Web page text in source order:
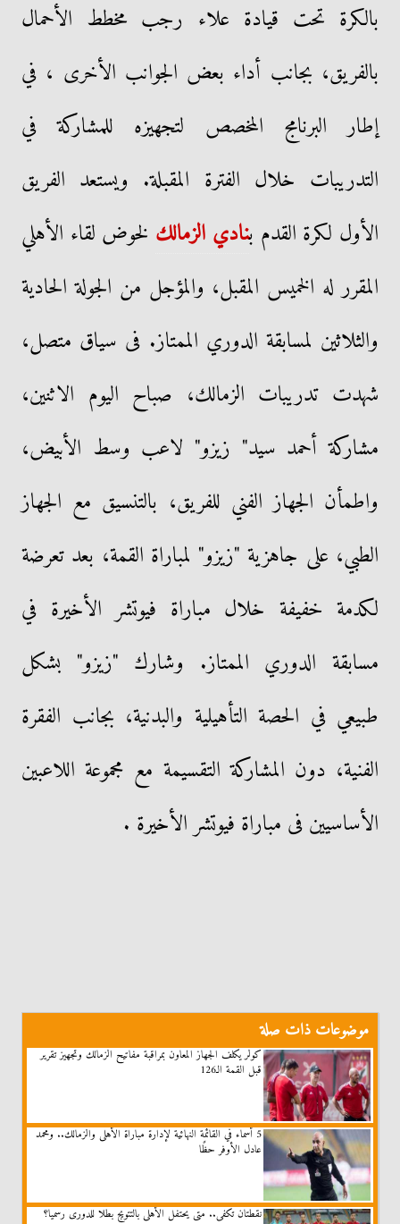
بالكرة تحت قيادة علاء رجب مخطط الأحمال
بالفريق، بجانب أداء بعض الجوانب الأخرى ، في
إطار البرنامج المخصص لتجهيزه للمشاركة في
التدريبات خلال الفترة المقبلة. ويستعد الفريق
الأول لكرة القدم بنادي الزمالك لخوض لقاء الأهلي
المقرر له الخميس المقبل، والمؤجل من الجولة الحادية
والثلاثين لمسابقة الدوري الممتاز. فى سياق متصل،
شهدت تدريبات الزمالك، صباح اليوم الاثنين،
مشاركة أحمد سيد" زيزو" لاعب وسط الأبيض،
واطمأن الجهاز الفني للفريق، بالتنسيق مع الجهاز
الطبي، على جاهزية "زيزو" لمباراة القمة، بعد تعرضة
لكدمة خفيفة خلال مباراة فيوتشر الأخيرة في
مسابقة الدوري الممتاز. وشارك "زيزو" بشكل
طبيعي في الحصة التأهيلية والبدنية، بجانب الفقرة
الفنية، دون المشاركة التقسيمة مع مجموعة اللاعبين
الأساسيين فى مباراة فيوتشر الأخيرة .
موضوعات ذات صلة
كولر يكلف الجهاز المعاون بمراقبة مفاتيح الزمالك وتجهيز تقرير
قبل القمة الـ126
5 أسماء في القائمة النهائية لإدارة مباراة الأهلى والزمالك.. ومحمد
عادل الأوفر حظًا
نقطتان تكفى.. متى يحتفل الأهلى بالتتويج بطلا للدورى رسميا؟